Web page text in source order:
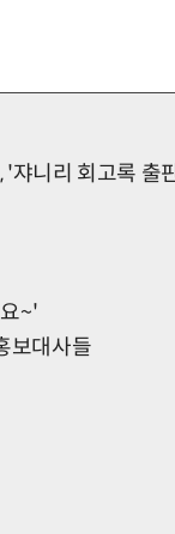
니리 회고록 출
~'
보대사들